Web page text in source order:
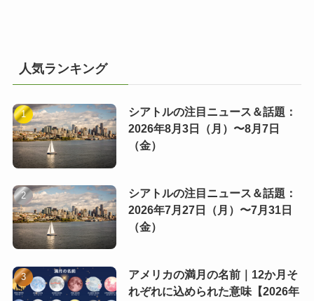
人気ランキング
シアトルの注目ニュース＆話題：
2026年8月3日（月）〜8月7日
（金）
シアトルの注目ニュース＆話題：
2026年7月27日（月）〜7月31日
（金）
アメリカの満月の名前｜12か月そ
れぞれに込められた意味【2026年